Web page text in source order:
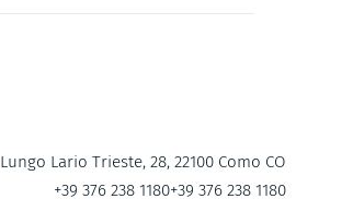
Lungo Lario Trieste, 28, 22100 Como CO
+39 376 238 1180+39 376 238 1180